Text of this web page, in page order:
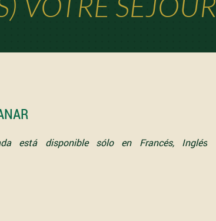
VOTRE SÉJOUR
está disponible sólo en Francés, Inglés